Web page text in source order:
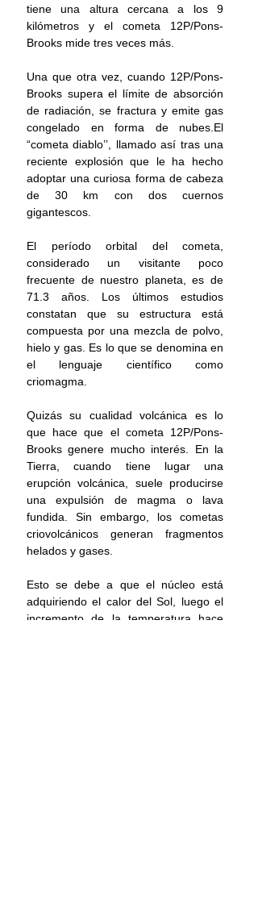
tiene una altura cercana a los 9
kilómetros y el cometa 12P/Pons-
Brooks mide tres veces más.
Una que otra vez, cuando 12P/Pons-
Brooks supera el límite de absorción
de radiación, se fractura y emite gas
congelado en forma de nubes.El
“cometa diablo’’, llamado así tras una
reciente explosión que le ha hecho
adoptar una curiosa forma de cabeza
de 30 km con dos cuernos
gigantescos.
El período orbital del cometa,
considerado un visitante poco
frecuente de nuestro planeta, es de
71.3 años. Los últimos estudios
constatan que su estructura está
compuesta por una mezcla de polvo,
hielo y gas. Es lo que se denomina en
el lenguaje científico como
criomagma.
Quizás su cualidad volcánica es lo
que hace que el cometa 12P/Pons-
Brooks genere mucho interés. En la
Tierra, cuando tiene lugar una
erupción volcánica, suele producirse
una expulsión de magma o lava
fundida. Sin embargo, los cometas
criovolcánicos generan fragmentos
helados y gases.
Esto se debe a que el núcleo está
adquiriendo el calor del Sol, luego el
incremento de la temperatura hace